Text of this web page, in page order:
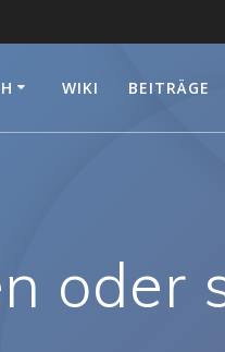
WIKI BEITRÄGE
oder